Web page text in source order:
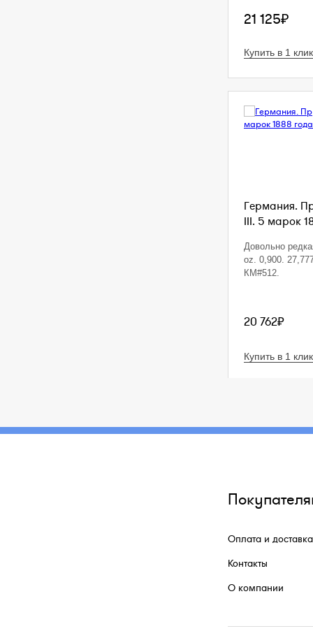
21 125₽
Купить в 1 клик
Германия.
III. 5 марок
Довольно
oz. 0,900.
КМ#512.
20 762₽
Купить в 1 клик
Оплата и доставка
Контакты
О компании